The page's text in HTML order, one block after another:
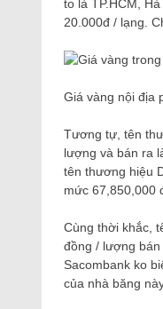
to là TP.HCM,
20.000đ / lạng.
Giá vàng nội địa
Tương tự, tên
lượng và bán ra
tên thương hiệu
mức 67,850,000
Cùng thời khắc,
đồng / lượng
Sacombank ko
của nhà băng